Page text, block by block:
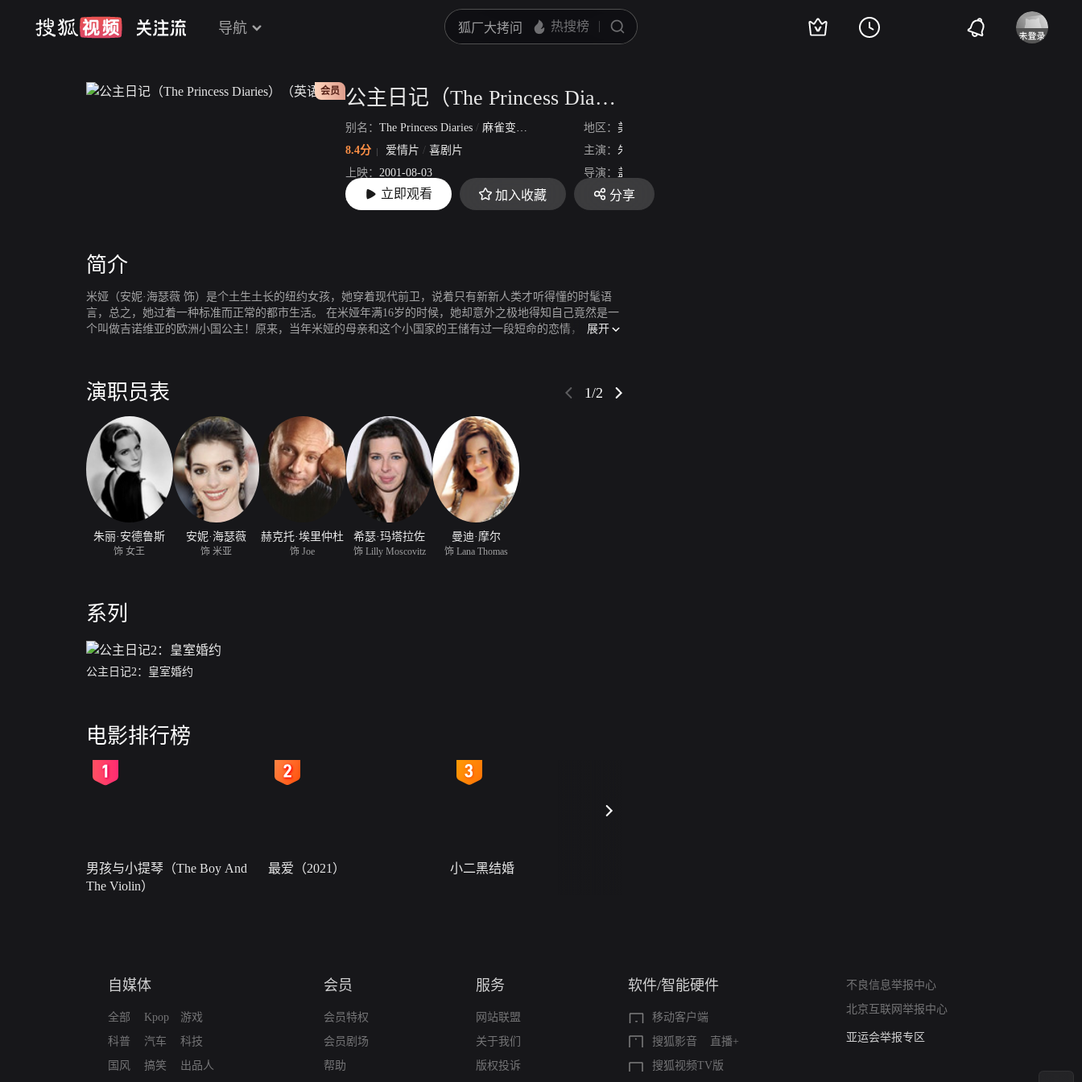
导航
会员 公主日记（The Princess Diaries）（英语版）
别名： The Princess Diaries / 麻雀变公主 走佬俏公主 / 公主日记1
地区： 美国
8.4分
爱情片 / 喜剧片 主演： 朱丽·安德鲁斯
上映： 2001-08-03 导演： 盖瑞·马歇尔
片长： 110分47秒
立即观看 加入收藏 分享
简介
米娅（安妮·海瑟薇 饰）是个土生土长的纽约女孩，她穿着现代前卫，说着只有新新人类才听得懂的时髦语
言，总之，她过着一种标准而正常的都市生活。 在米娅年满16岁的时候，她却意外之极地得知自己竟然是一
个叫做吉诺维亚的欧洲小国公主！原来，当年米娅的母亲和这个小国家的王储有过一段短命的恋情，米娅就
的祖孙俩开始了朝夕相处的日子，最初两人都看对方不顺眼，但毕竟血浓于水，融合在血液中的亲情让他们
展开
演职员表 1/2
朱丽·安德鲁斯
饰 女王
安妮·海瑟薇
饰 米亚
赫克托·埃里仲杜
饰 Joe
希瑟·玛塔拉佐
饰 Lilly Moscovitz
曼迪·摩尔
饰 Lana Thomas
系列
公主日记2：皇室婚约
电影排行榜
男孩与小提琴（The Boy And
The Violin）
最爱（2021） 小二黑结婚
自媒体
全部
科普
国风
Kpop
汽车
搞笑
游戏
科技
出品人
会员
会员特权
会员剧场
帮助
服务
网站联盟
关于我们
版权投诉
软件/智能硬件
移动客户端
搜狐影音
直播+
搜狐视频TV版
不良信息举报中心
北京互联网举报中心
算法推荐专项举报
亚运会举报专区